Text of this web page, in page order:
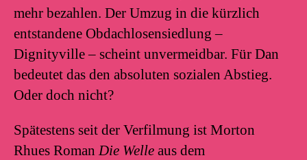
mehr bezahlen. Der Umzug in die kürzlich
entstandene Obdachlosensiedlung –
Dignityville – scheint unvermeidbar. Für Dan
bedeutet das den absoluten sozialen Abstieg.
Oder doch nicht?
Spätestens seit der Verfilmung ist Morton
Rhues RomanDie Welle aus dem